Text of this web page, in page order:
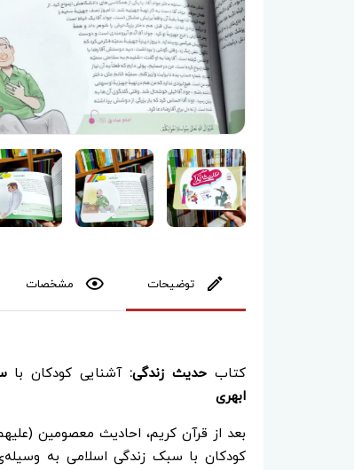
توضیحات مشخصات
کتابحدیث زندگی:آشنایی کودکان با
ابهری
بعد از قرآن کریم، احادیث معصومین
کودکان با سبک زندگی اسلامی به